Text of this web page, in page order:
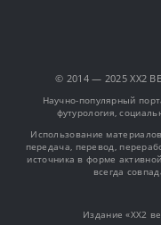
© 2014 — 2025 XX2
Научно-популярный
футурология,
Использование
передача, перевод,
источника в форме
всегда
Издание «XX2